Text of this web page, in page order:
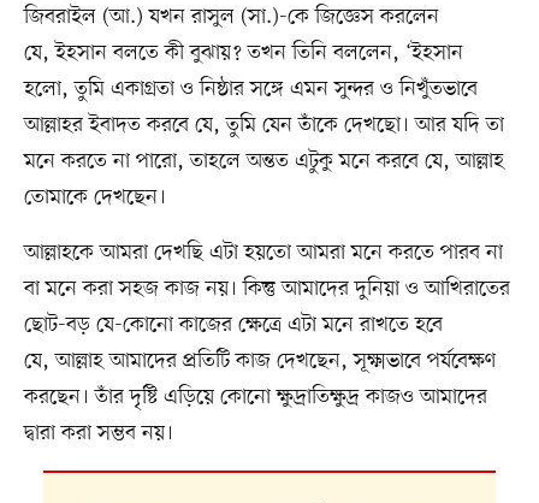
জিবরাইল (আ.) যখন রাসুল (সা.)-কে জিজ্ঞেস করলেন
যে, ইহসান বলতে কী বুঝায়? তখন তিনি বললেন, ‘ইহসান
হলো, তুমি একাগ্রতা ও নিষ্ঠার সঙ্গে এমন সুন্দর ও নিখুঁতভাবে
আল্লাহর ইবাদত করবে যে, তুমি যেন তাঁকে দেখছো। আর যদি তা
মনে করতে না পারো, তাহলে অন্তত এটুকু মনে করবে যে, আল্লাহ
তোমাকে দেখছেন।
আল্লাহকে আমরা দেখছি এটা হয়তো আমরা মনে করতে পারব না
বা মনে করা সহজ কাজ নয়। কিন্তু আমাদের দুনিয়া ও আখিরাতের
ছোট-বড় যে-কোনো কাজের ক্ষেত্রে এটা মনে রাখতে হবে
যে, আল্লাহ আমাদের প্রতিটি কাজ দেখছেন, সূক্ষ্মভাবে পর্যবেক্ষণ
করছেন। তাঁর দৃষ্টি এড়িয়ে কোনো ক্ষুদ্রাতিক্ষুদ্র কাজও আমাদের
দ্বারা করা সম্ভব নয়।